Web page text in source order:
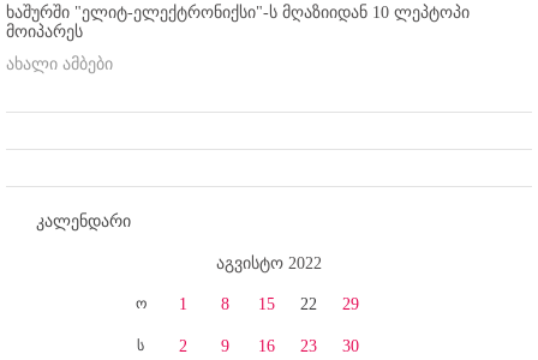
ხაშურში "ელიტ-ელექტრონიქსი"-ს მღაზიიდან 10 ლეპტოპი
მოიპარეს
ახალი ამბები
კალენდარი
აგვისტო 2022
ო
ს
1
2
8
9
15
16
22
23
29
30